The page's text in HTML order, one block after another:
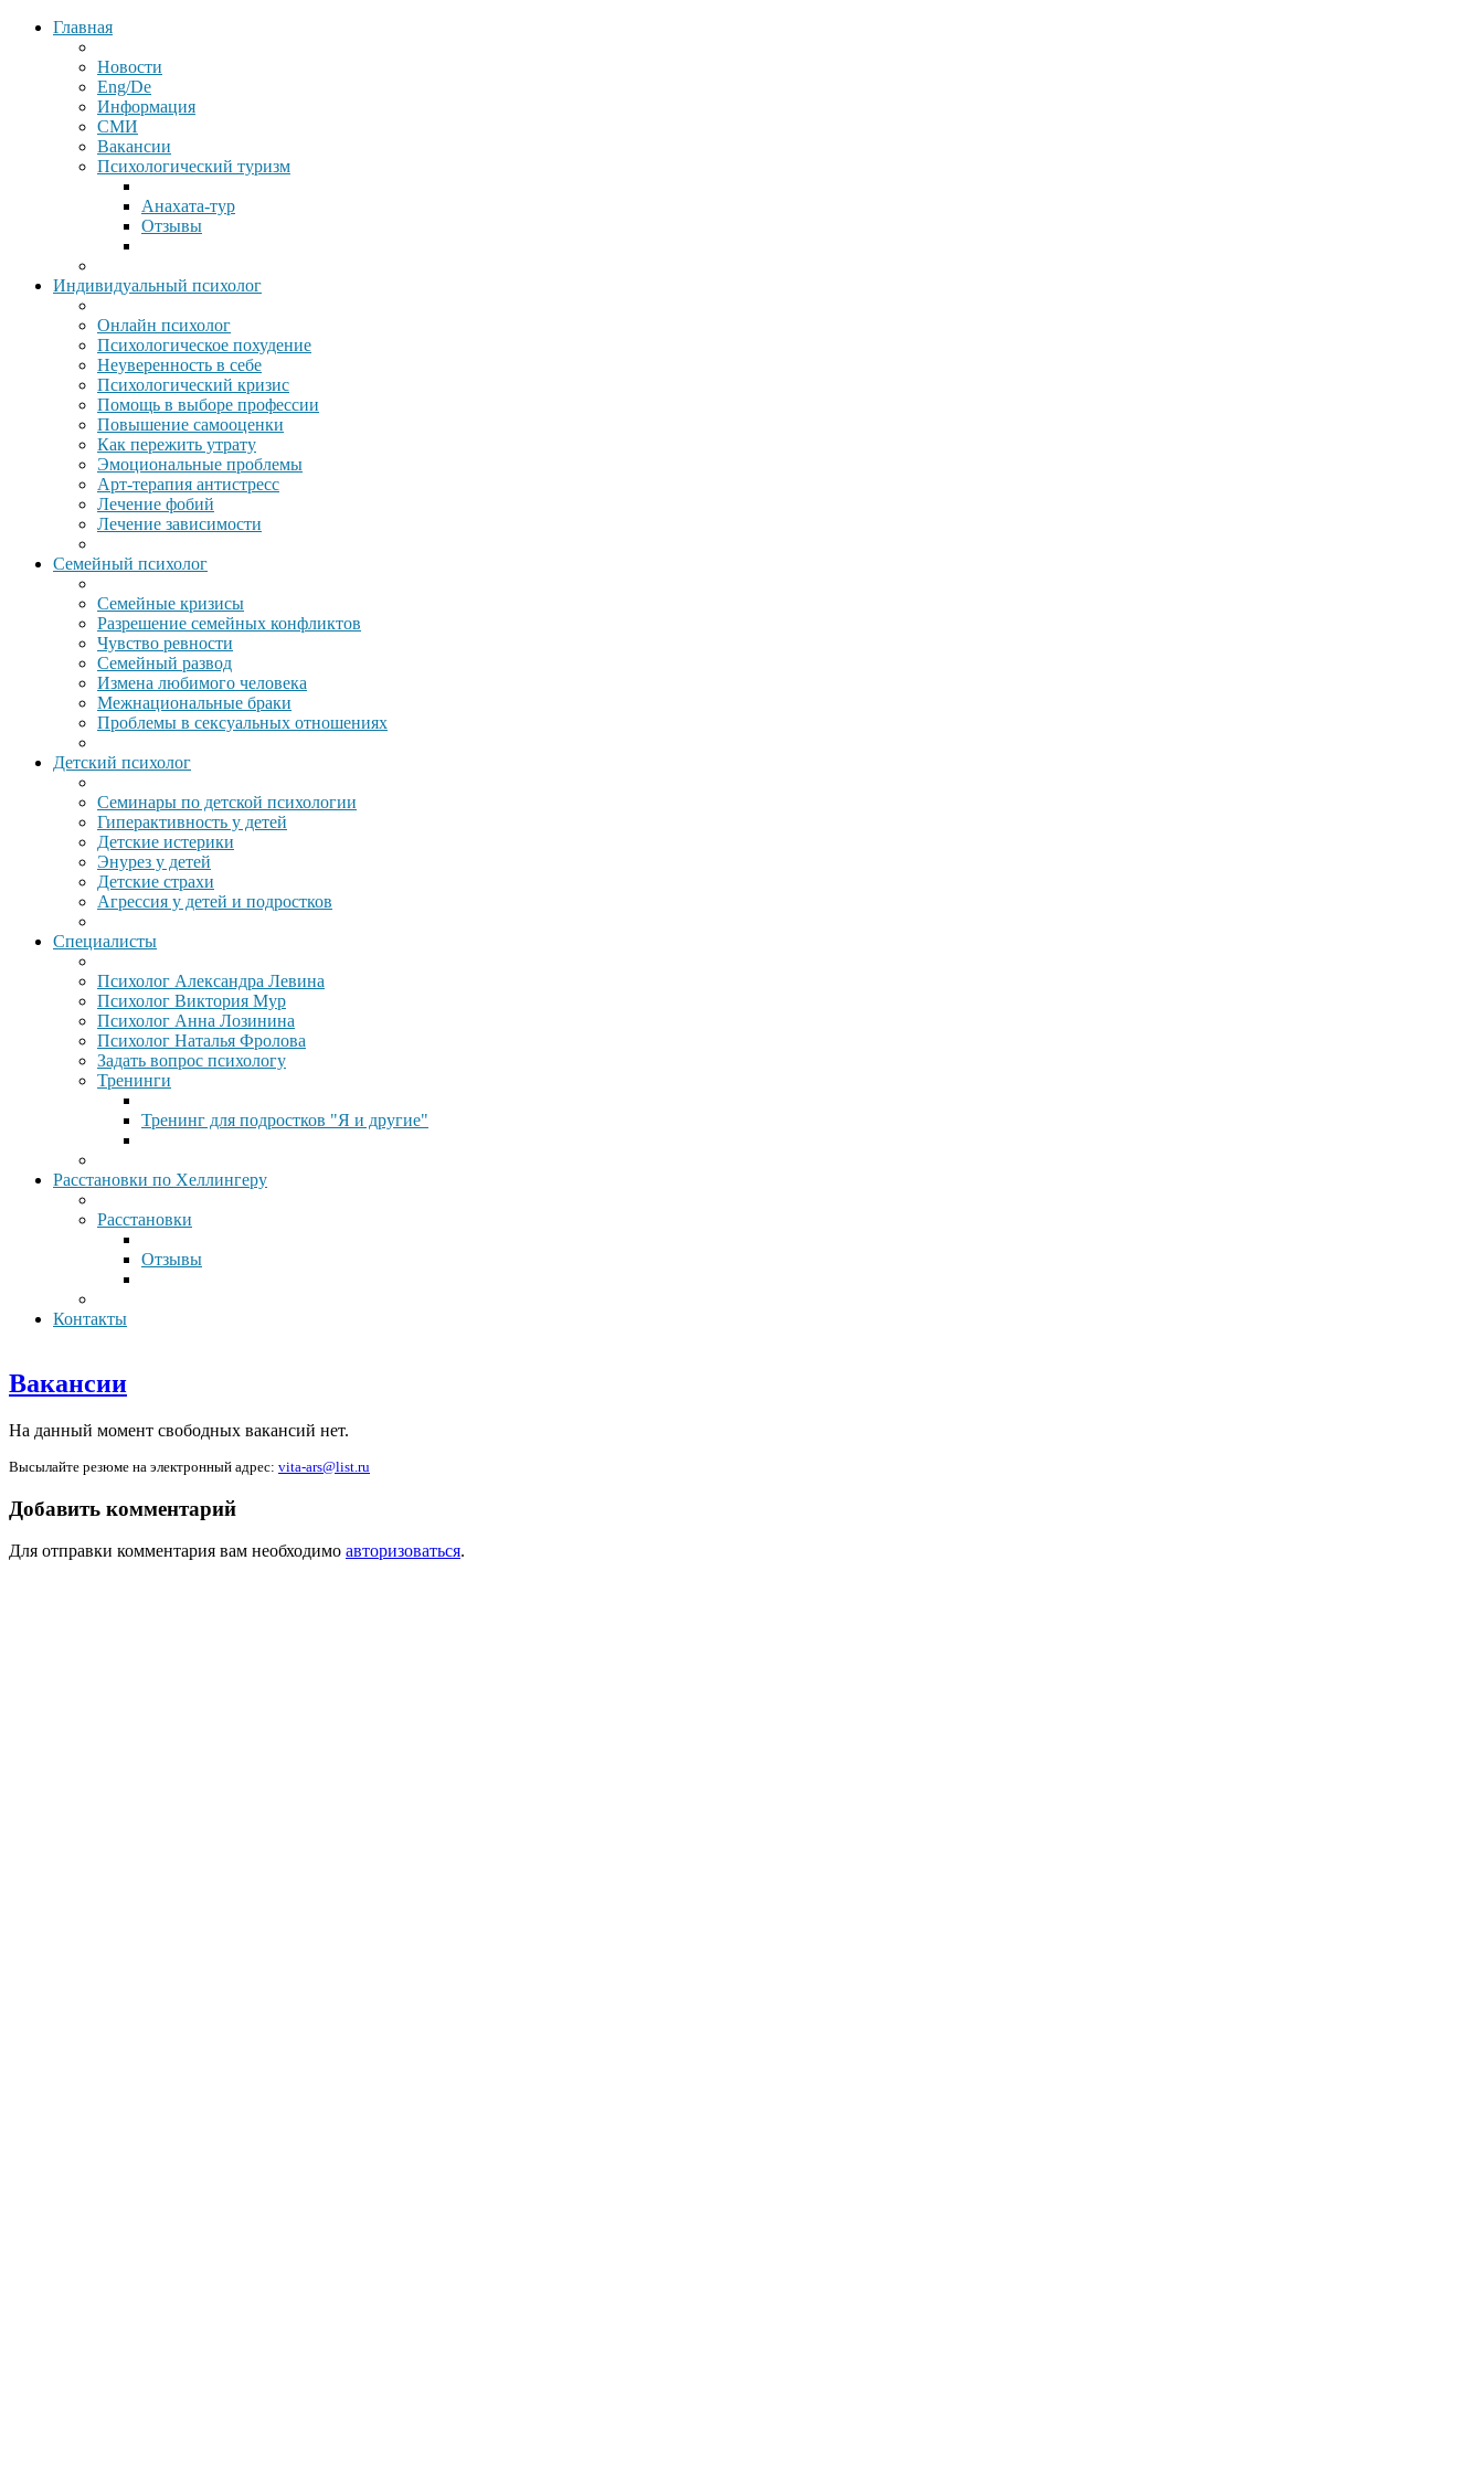
Главная
Новости
Eng/De
Информация
СМИ
Вакансии
Психологический туризм
Анахата-тур
Отзывы
Индивидуальный психолог
Онлайн психолог
Психологическое похудение
Неуверенность в себе
Психологический кризис
Помощь в выборе профессии
Повышение самооценки
Как пережить утрату
Эмоциональные проблемы
Арт-терапия антистресс
Лечение фобий
Лечение зависимости
Семейный психолог
Семейные кризисы
Разрешение семейных конфликтов
Чувство ревности
Семейный развод
Измена любимого человека
Межнациональные браки
Проблемы в сексуальных отношениях
Детский психолог
Семинары по детской психологии
Гиперактивность у детей
Детские истерики
Энурез у детей
Детские страхи
Агрессия у детей и подростков
Специалисты
Психолог Александра Левина
Психолог Виктория Мур
Психолог Анна Лозинина
Психолог Наталья Фролова
Задать вопрос психологу
Тренинги
Тренинг для подростков "Я и другие"
Расстановки по Хеллингеру
Расстановки
Отзывы
Контакты
Вакансии
На данный момент свободных вакансий нет.
Высылайте резюме на электронный адрес: vita-ars@list.ru
Добавить комментарий
Для отправки комментария вам необходимо авторизоваться.